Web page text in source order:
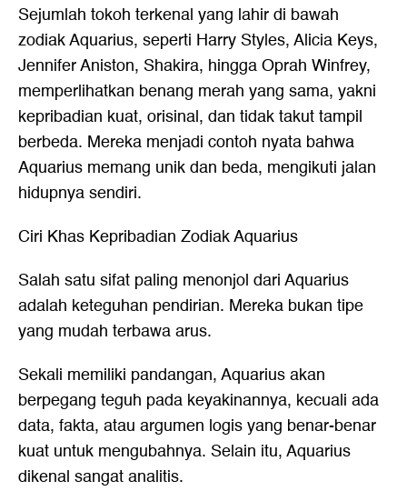
Sejumlah tokoh terkenal yang lahir di bawah
zodiak Aquarius, seperti Harry Styles, Alicia Keys,
Jennifer Aniston, Shakira, hingga Oprah Winfrey,
memperlihatkan benang merah yang sama, yakni
kepribadian kuat, orisinal, dan tidak takut tampil
berbeda. Mereka menjadi contoh nyata bahwa
Aquarius memang unik dan beda, mengikuti jalan
hidupnya sendiri.
Ciri Khas Kepribadian Zodiak Aquarius
Salah satu sifat paling menonjol dari Aquarius
adalah keteguhan pendirian. Mereka bukan tipe
yang mudah terbawa arus.
Sekali memiliki pandangan, Aquarius akan
berpegang teguh pada keyakinannya, kecuali ada
data, fakta, atau argumen logis yang benar-benar
kuat untuk mengubahnya. Selain itu, Aquarius
dikenal sangat analitis.